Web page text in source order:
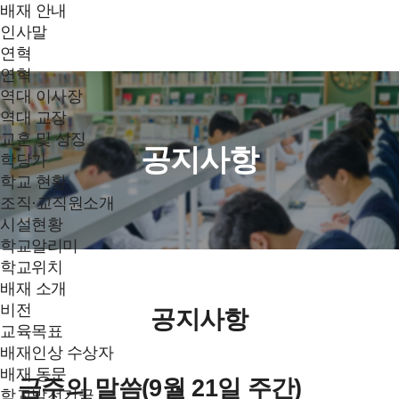
배재 안내
인사말
연혁
연혁
역대 이사장
역대 교장
교훈 및 상징
학당가
학교 현황
조직·교직원소개
시설현황
학교알리미
학교위치
배재 소개
비전
교육목표
배재인상 수상자
배재 동문
학교발전기금
공지사항
공지사항
금주의 말씀(9월 21일 주간)